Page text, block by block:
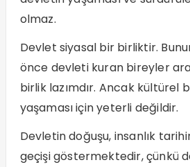
olmaz.
Devlet siyasal bir birliktir.
önce devleti kuran bireyler
birlik lazımdır. Ancak kültürel
yaşaması için yeterli değildir.
Devletin doğuşu, insanlık
geçişi göstermektedir, çünkü